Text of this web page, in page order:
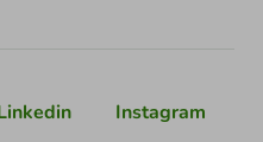
Instagram